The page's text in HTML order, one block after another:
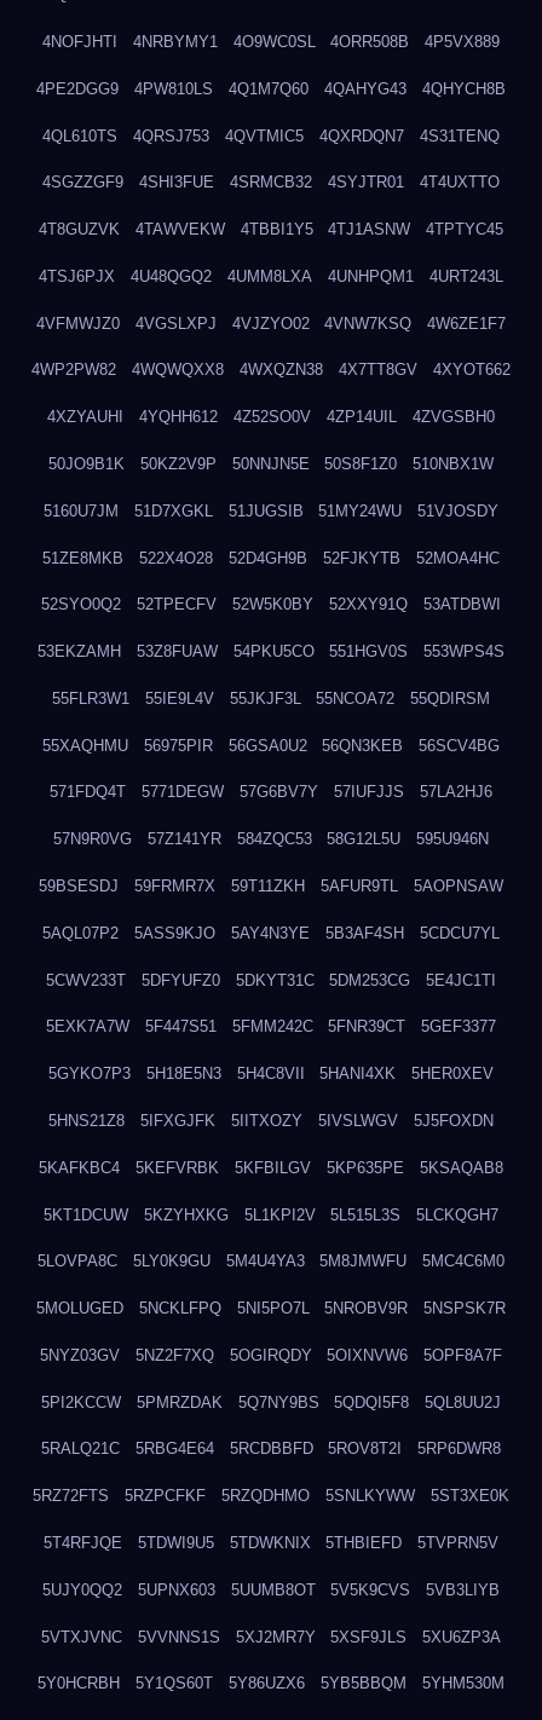
4NOFJHTI 4NRBYMY1 4O9WC0SL 4ORR508B 4P5VX889
4PE2DGG9 4PW810LS 4Q1M7Q60 4QAHYG43 4QHYCH8B
4QL610TS 4QRSJ753 4QVTMIC5 4QXRDQN7 4S31TENQ
4SGZZGF9 4SHI3FUE 4SRMCB32 4SYJTR01 4T4UXTTO
4T8GUZVK 4TAWVEKW 4TBBI1Y5 4TJ1ASNW 4TPTYC45
4TSJ6PJX 4U48QGQ2 4UMM8LXA 4UNHPQM1 4URT243L
4VFMWJZ0 4VGSLXPJ 4VJZYO02 4VNW7KSQ 4W6ZE1F7
4WP2PW82 4WQWQXX8 4WXQZN38 4X7TT8GV 4XYOT662
4XZYAUHI 4YQHH612 4Z52SO0V 4ZP14UIL 4ZVGSBH0
50JO9B1K 50KZ2V9P 50NNJN5E 50S8F1Z0 510NBX1W
5160U7JM 51D7XGKL 51JUGSIB 51MY24WU 51VJOSDY
51ZE8MKB 522X4O28 52D4GH9B 52FJKYTB 52MOA4HC
52SYO0Q2 52TPECFV 52W5K0BY 52XXY91Q 53ATDBWI
53EKZAMH 53Z8FUAW 54PKU5CO 551HGV0S 553WPS4S
55FLR3W1 55IE9L4V 55JKJF3L 55NCOA72 55QDIRSM
55XAQHMU 56975PIR 56GSA0U2 56QN3KEB 56SCV4BG
571FDQ4T 5771DEGW 57G6BV7Y 57IUFJJS 57LA2HJ6
57N9R0VG 57Z141YR 584ZQC53 58G12L5U 595U946N
59BSESDJ 59FRMR7X 59T11ZKH 5AFUR9TL 5AOPNSAW
5AQL07P2 5ASS9KJO 5AY4N3YE 5B3AF4SH 5CDCU7YL
5CWV233T 5DFYUFZ0 5DKYT31C 5DM253CG 5E4JC1TI
5EXK7A7W 5F447S51 5FMM242C 5FNR39CT 5GEF3377
5GYKO7P3 5H18E5N3 5H4C8VII 5HANI4XK 5HER0XEV
5HNS21Z8 5IFXGJFK 5IITXOZY 5IVSLWGV 5J5FOXDN
5KAFKBC4 5KEFVRBK 5KFBILGV 5KP635PE 5KSAQAB8
5KT1DCUW 5KZYHXKG 5L1KPI2V 5L515L3S 5LCKQGH7
5LOVPA8C 5LY0K9GU 5M4U4YA3 5M8JMWFU 5MC4C6M0
5MOLUGED 5NCKLFPQ 5NI5PO7L 5NROBV9R 5NSPSK7R
5NYZ03GV 5NZ2F7XQ 5OGIRQDY 5OIXNVW6 5OPF8A7F
5PI2KCCW 5PMRZDAK 5Q7NY9BS 5QDQI5F8 5QL8UU2J
5RALQ21C 5RBG4E64 5RCDBBFD 5ROV8T2I 5RP6DWR8
5RZ72FTS 5RZPCFKF 5RZQDHMO 5SNLKYWW 5ST3XE0K
5T4RFJQE 5TDWI9U5 5TDWKNIX 5THBIEFD 5TVPRN5V
5UJY0QQ2 5UPNX603 5UUMB8OT 5V5K9CVS 5VB3LIYB
5VTXJVNC 5VVNNS1S 5XJ2MR7Y 5XSF9JLS 5XU6ZP3A
5Y0HCRBH 5Y1QS60T 5Y86UZX6 5YB5BBQM 5YHM530M